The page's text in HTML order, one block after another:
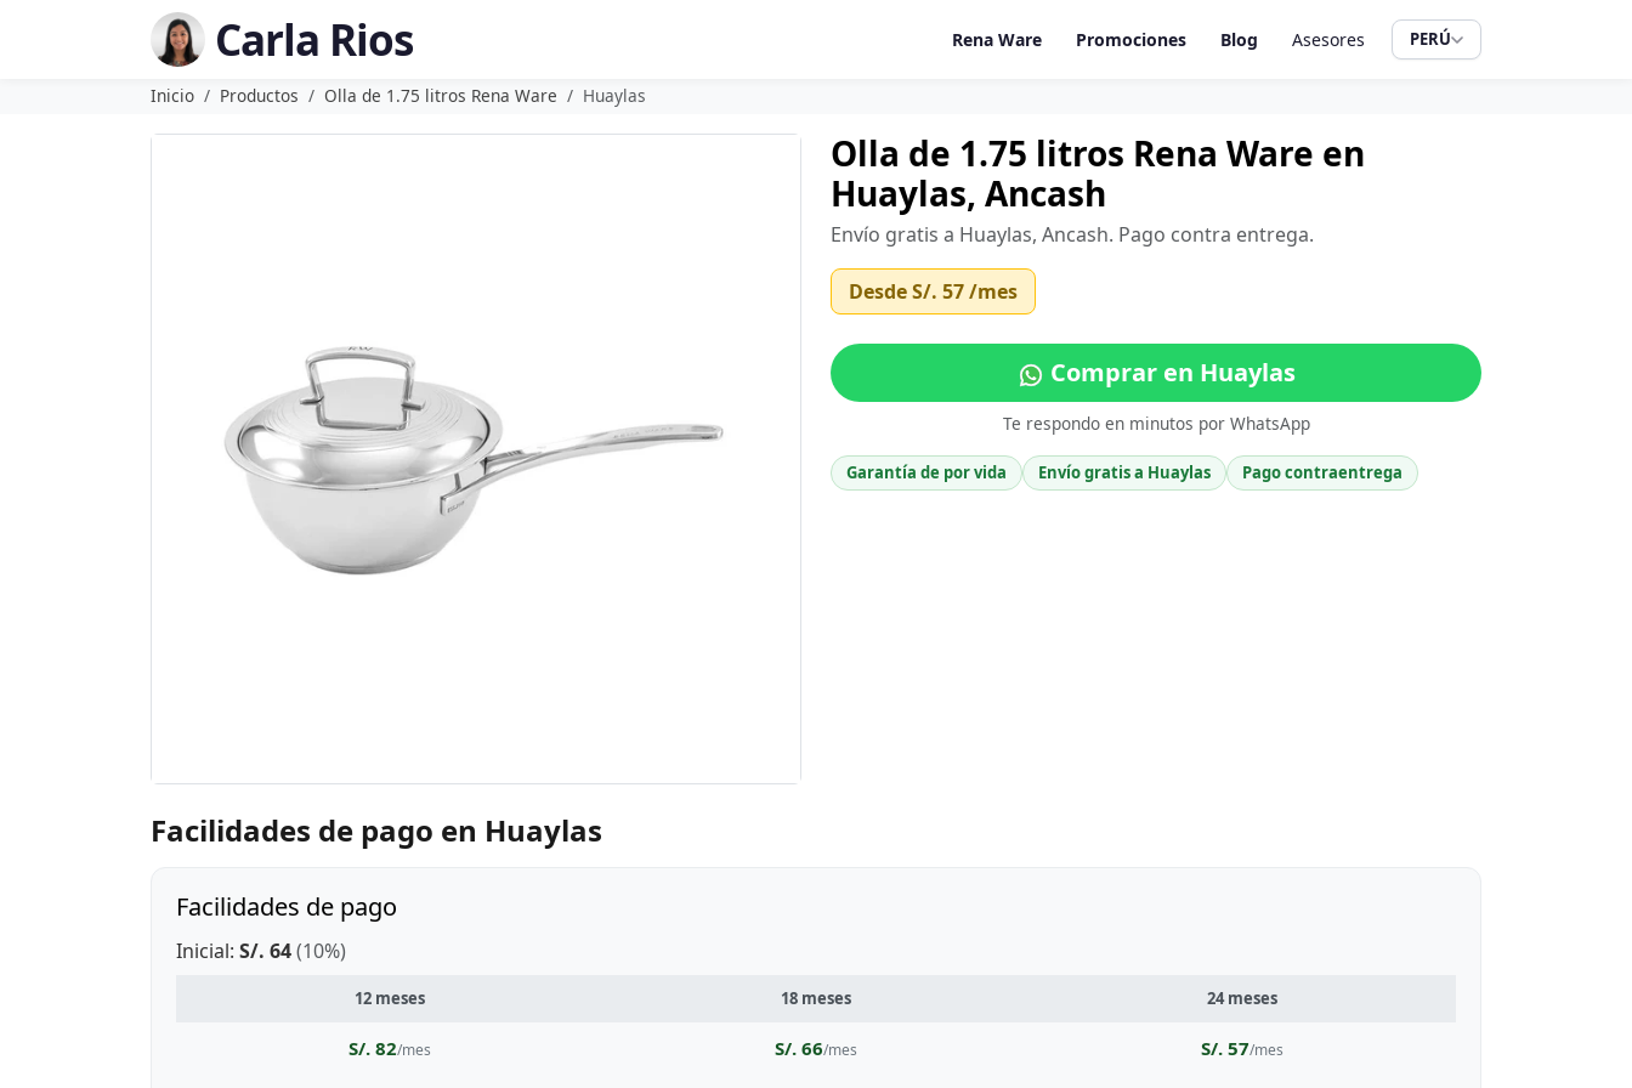
Carla Rios Rena Ware Promociones Blog Asesores PERÚ
Inicio Productos Olla de 1.75 litros Rena Ware Huaylas
Olla de 1.75 litros Rena Ware en
Huaylas, Ancash
Envío gratis a Huaylas, Ancash. Pago contra entrega.
DesdeS/. 57/mes
Comprar en Huaylas
Te respondo en minutos por WhatsApp
Garantía de por vida Envío gratis a Huaylas Pago contraentrega
Facilidades de pago en Huaylas
Facilidades de pago
Inicial: S/. 64(10%)
12 meses 18 meses 24 meses
S/. 82/mes S/. 66/mes S/. 57/mes